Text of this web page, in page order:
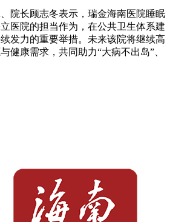
院长顾志冬表示，瑞金海南医院睡眠
医院的担当作为，在公共卫生体系建
发力的重要举措。未来该院将继续高
健康需求，共同助力“大病不出岛”、